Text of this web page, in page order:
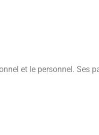
et le personnel. Ses